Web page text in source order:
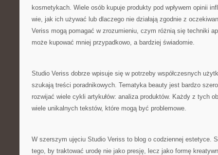
kosmetykach. Wiele osób kupuje produkty pod wpływem opinii
wie, jak ich używać lub dlaczego nie działają zgodnie z
Veriss mogą pomagać w zrozumieniu, czym różnią się techniki
może kupować mniej przypadkowo, a bardziej świadomie.
Studio Veriss dobrze wpisuje się w potrzeby współczesnych
szukają treści poradnikowych. Tematyka beauty jest bardzo
rozwijać wiele cykli artykułów: analiza produktów. Każdy z tych
wiele unikalnych tekstów, które mogą być problemowe.
W szerszym ujęciu Studio Veriss to blog o codziennej estetyce.
tego, by traktować urodę nie jako presję, lecz jako formę